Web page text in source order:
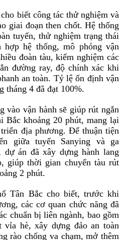
biết công tác thử nghiệm và
giai đoạn then chốt. Hệ thống
tuyến, thử nghiệm trạng thái
hệ thống, mô phỏng vận
đoàn tàu, kiểm nghiệm các
đường ray, độ chính xác khi
an toàn. Tỷ lệ ổn định vận
tháng 4 đã đạt 100%.
vào vận hành sẽ giúp rút ngắn
khoảng 20 phút, mang lại
địa phương. Để thuận tiện
giữa tuyến Sanying và ga
dự án đã xây dựng hành lang
giúp thời gian chuyển tàu rút
2 phút.
Tân Bắc cho biết, trước khi
các cơ quan chức năng đã
chuẩn bị liên ngành, bao gồm
vỉa hè, xây dựng đảo an toàn
rào chống va chạm, mở thêm